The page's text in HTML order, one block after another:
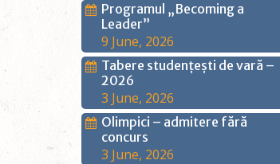
Programul „Becoming a
Leader”
9 June, 2026
Tabere studențești de vară –
2026
3 June, 2026
Olimpici – admitere fără
concurs
3 June, 2026